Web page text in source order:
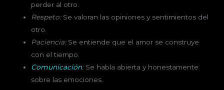
perder al otro.
Respeto:Se valoran las opiniones y sentimientos del
otro.
Paciencia:Se entiende que el amor se construye
con el tiempo.
Comunicación:Se habla abierta y honestamente
sobre las emociones.